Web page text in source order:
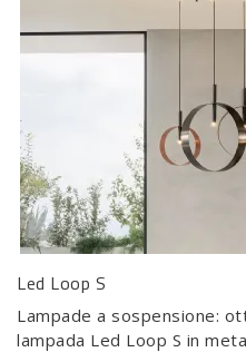
Led Loop S
Lampade a sospensione:
lampada Led Loop S in